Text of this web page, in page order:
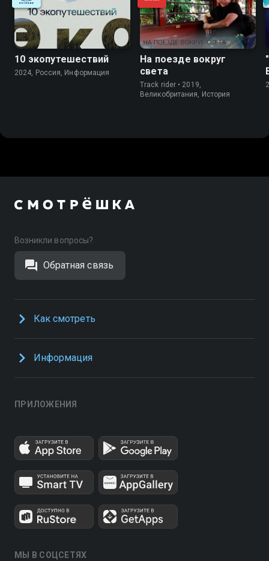
10 экопутешествий
2024, Россия, Информация
На поезде вокруг
света
Track rider • 2019,
Великобритания, История
Возникли вопросы?
Обратная связь
Как смотреть
Информация
ПРИЛОЖЕНИЯ
МЫ В СОЦСЕТЯХ